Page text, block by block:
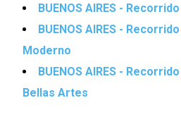
BUENOS AIRES -
BUENOS AIRES -
Moderno
BUENOS AIRES -
Bellas Artes